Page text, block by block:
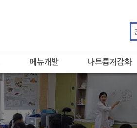
메뉴개발 나트륨저감화